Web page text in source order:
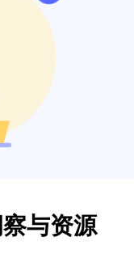
与资源